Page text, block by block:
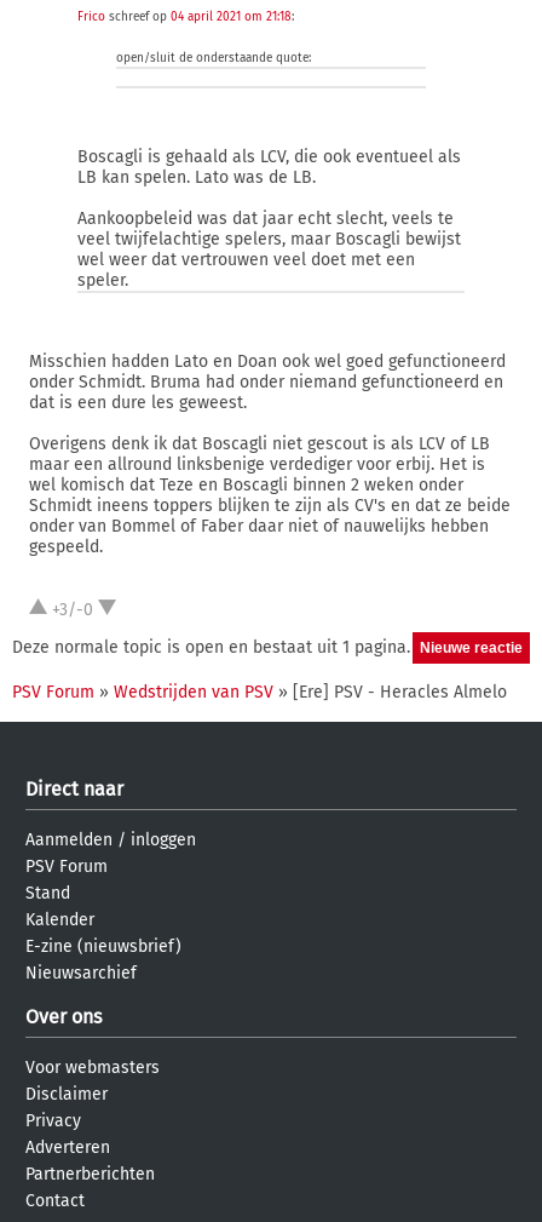
Frico schreef op 04 april 2021 om 21:18:
open/sluit de onderstaande quote:
Boscagli is gehaald als LCV, die ook eventueel als
LB kan spelen. Lato was de LB.
Aankoopbeleid was dat jaar echt slecht, veels te
veel twijfelachtige spelers, maar Boscagli bewijst
wel weer dat vertrouwen veel doet met een
speler.
Misschien hadden Lato en Doan ook wel goed gefunctioneerd
onder Schmidt. Bruma had onder niemand gefunctioneerd en
dat is een dure les geweest.
Overigens denk ik dat Boscagli niet gescout is als LCV of LB
maar een allround linksbenige verdediger voor erbij. Het is
wel komisch dat Teze en Boscagli binnen 2 weken onder
Schmidt ineens toppers blijken te zijn als CV's en dat ze beide
onder van Bommel of Faber daar niet of nauwelijks hebben
gespeeld.
+3/-0
Deze normale topic is open en bestaat uit 1 pagina.
PSV Forum » Wedstrijden van PSV » [Ere] PSV - Heracles Almelo
Direct naar
Aanmelden / inloggen
PSV Forum
Stand
Kalender
E-zine (nieuwsbrief)
Nieuwsarchief
Over ons
Voor webmasters
Disclaimer
Privacy
Adverteren
Partnerberichten
Contact